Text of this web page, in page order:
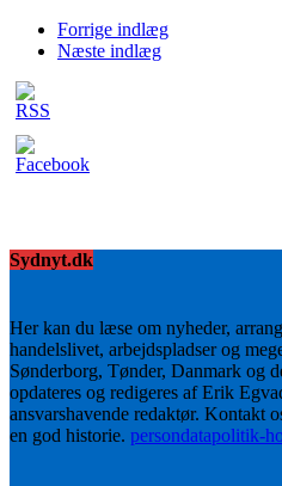
Forrige indlæg
Næste indlæg
Sydnyt.dk
Her kan du læse om nyheder,
handelslivet, arbejdspladser og
Sønderborg, Tønder, Danmark og
opdateres og redigeres af Erik
ansvarshavende redaktør. Kontakt
en god historie. persondatapolitik-